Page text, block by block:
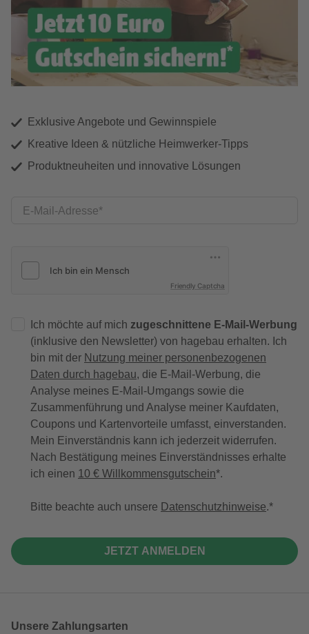
Exklusive Angebote und Gewinnspiele
Kreative Ideen & nützliche Heimwerker-Tipps
Produktneuheiten und innovative Lösungen
E-Mail-Adresse
Friendly Captcha
Ich möchte auf mich zugeschnittene E-Mail-Werbung
(inklusive den Newsletter) von hagebau erhalten. Ich
bin mit der Nutzung meiner personenbezogenen
Daten durch hagebau, die E-Mail-Werbung, die
Analyse meines E-Mail-Umgangs sowie die
Zusammenführung und Analyse meiner Kaufdaten,
Coupons und Kartenvorteile umfasst, einverstanden.
Mein Einverständnis kann ich jederzeit widerrufen.
Nach Bestätigung meines Einverständnisses erhalte
ich einen 10 € Willkommensgutschein*.
Bitte beachte auch unsere Datenschutzhinweise.
JETZT ANMELDEN
Unsere Zahlungsarten